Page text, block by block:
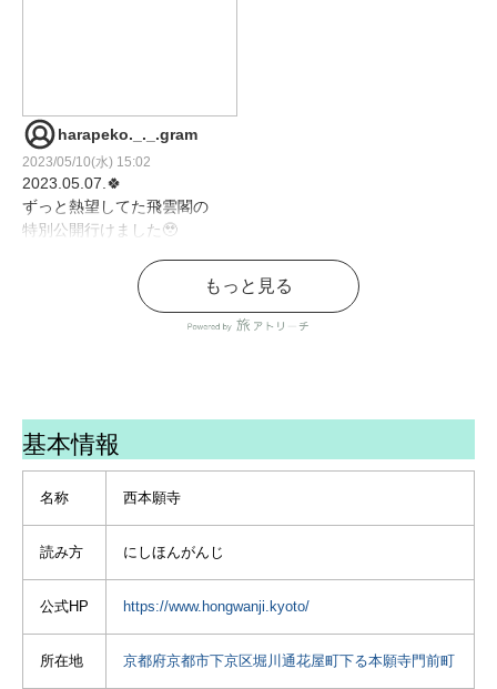
harapeko._._.gram
2023/05/10(水) 15:02
2023.05.07.🍀
ずっと熱望してた飛雲閣の
特別公開行けました🥹
豊臣秀吉が建てた
池に囲まれた建物が空に流
#浄土真宗 を開いた#親鸞
聖人御誕生850年 の記念し
て5月21日まで公開されてい
お抹茶席だと飛雲閣の中に
なんとか幸運をゲットでき
私ごときが国宝の中でお茶
を頂いてきました🍵幸せす
中は撮影禁止でした🈲
もっと見る
基本情報
名称 西本願寺
読み方 にしほんがんじ
公式HP https://www.hongwanji.kyoto/
所在地 京都府京都市下京区堀川通花屋町下る本願寺門前町